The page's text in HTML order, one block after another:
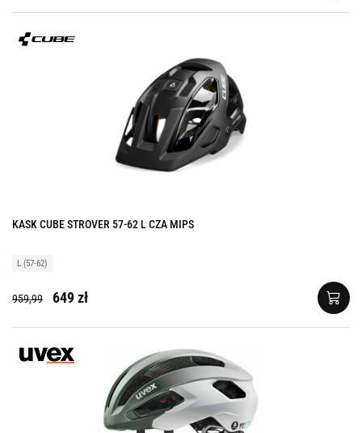
KASK CUBE STROVER 57-62 L CZA MIPS
L (57-62)
959,99 649 zł